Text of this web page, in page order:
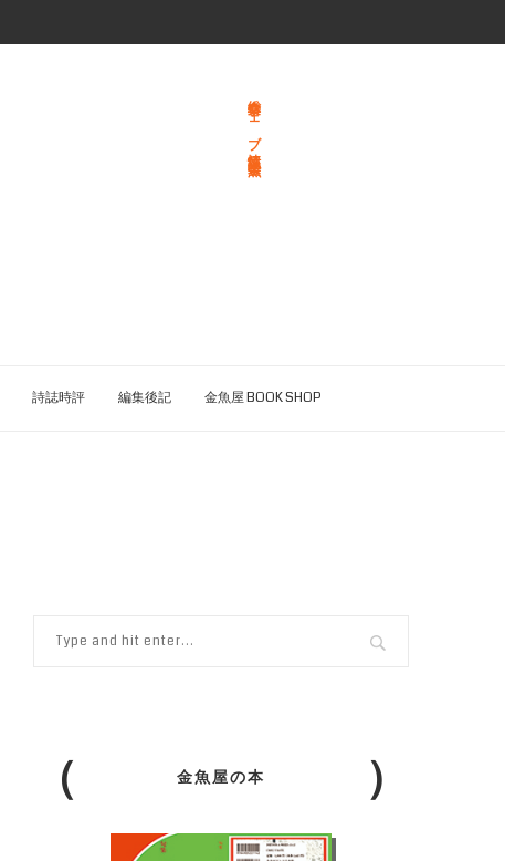
総合文学ウェブ情報誌 文学金魚
詩誌時評 編集後記 金魚屋 BOOK SHOP
金魚屋の本